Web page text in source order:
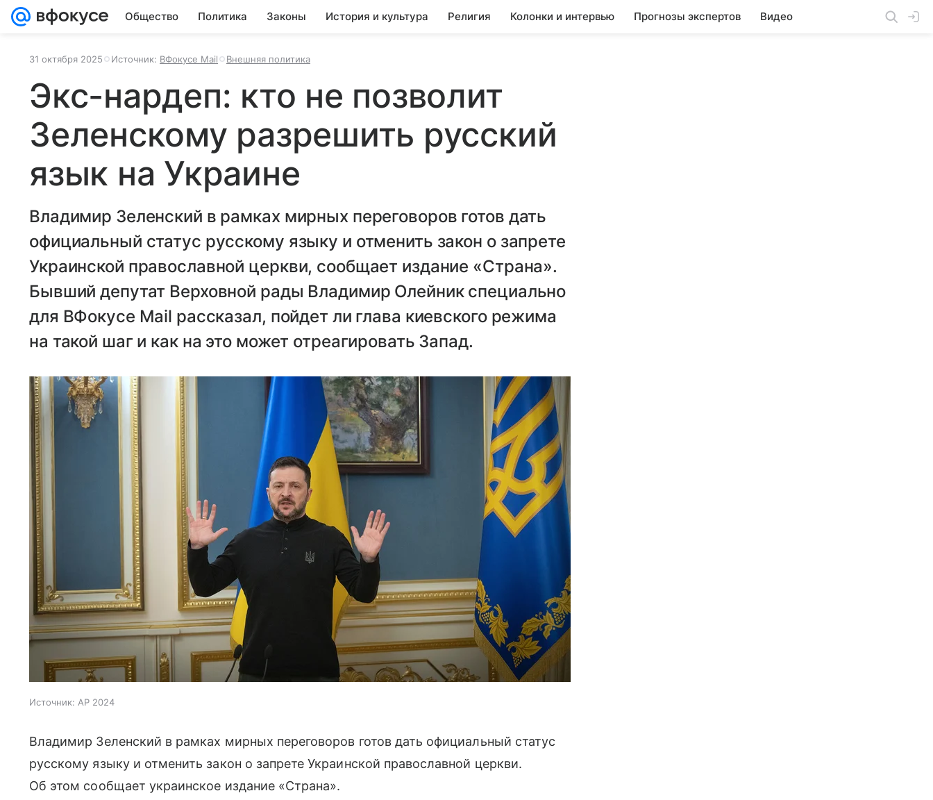
Общество Политика Законы История и культура Религия Колонки и интервью Прогнозы экспертов Видео
31 октября 2025 Источник: ВФокусе Mail Внешняя политика
Экс-нардеп: кто не позволит
Зеленскому разрешить русский
язык на Украине
Владимир Зеленский в рамках мирных переговоров готов дать
официальный статус русскому языку и отменить закон о запрете
Украинской православной церкви, сообщает издание «Страна».
Бывший депутат Верховной рады Владимир Олейник специально
для ВФокусе Mail рассказал, пойдет ли глава киевского режима
на такой шаг и как на это может отреагировать Запад.
Источник: AP 2024
Владимир Зеленский в рамках мирных переговоров готов дать официальный статус
русскому языку и отменить закон о запрете Украинской православной церкви.
Об этом сообщает украинское издание «Страна».